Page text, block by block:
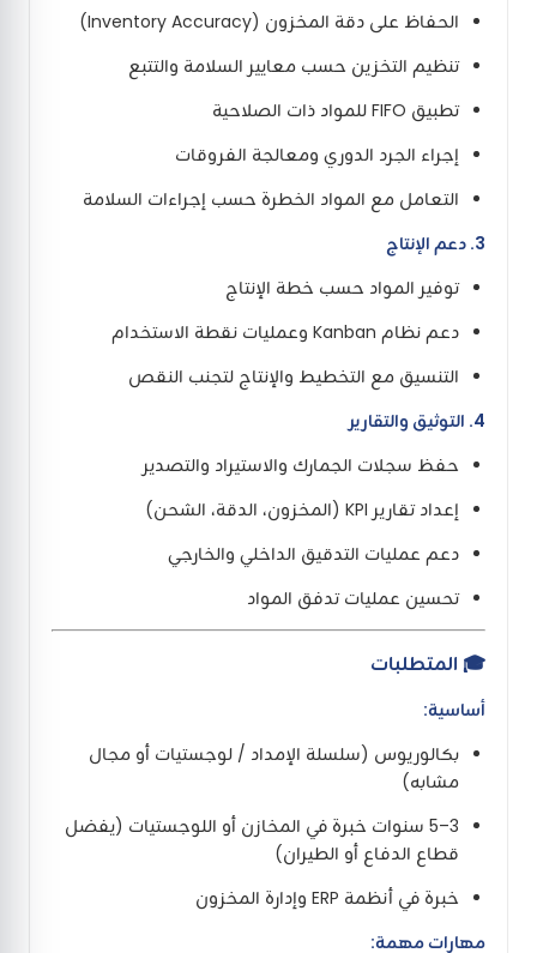
الحفاظ على دقة المخزون (Inventory Accuracy)
تنظيم التخزين حسب معايير السلامة والتتبع
تطبيق FIFO للمواد ذات الصلاحية
إجراء الجرد الدوري ومعالجة الفروقات
التعامل مع المواد الخطرة حسب إجراءات السلامة
3. دعم الإنتاج
توفير المواد حسب خطة الإنتاج
دعم نظام Kanban وعمليات نقطة الاستخدام
التنسيق مع التخطيط والإنتاج لتجنب النقص
4. التوثيق والتقارير
حفظ سجلات الجمارك والاستيراد والتصدير
إعداد تقارير KPI (المخزون، الدقة، الشحن)
دعم عمليات التدقيق الداخلي والخارجي
تحسين عمليات تدفق المواد
🎓 المتطلبات
أساسية:
بكالوريوس (سلسلة الإمداد / لوجستيات أو مجال
مشابه)
3–5 سنوات خبرة في المخازن أو اللوجستيات (يفضل
قطاع الدفاع أو الطيران)
خبرة في أنظمة ERP وإدارة المخزون
مهارات مهمة: